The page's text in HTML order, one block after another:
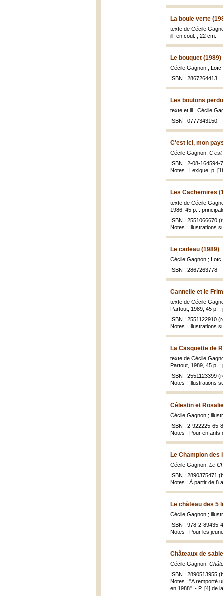
La boule verte
texte de Cécile
ill. en coul. ; 22 cm..
Le bouquet (1989)
Cécile Gagnon ; Loïc
ISBN : 2867264413
Les boutons
texte et ill., Cécile
ISBN : 0777343150
C'est ici, mon
Cécile Gagnon, C'est
ISBN : 2-08-164594-
Notes : Lexique: p.
Les Cachemires
texte de Cécile
1986, 45 p. :
ISBN : 2551066670
Notes : Illustrations
Le cadeau (1989)
Cécile Gagnon ; Loïc
ISBN : 2867263778
Cannelle et le
texte de Cécile
Partout, 1989, 45 p. :
ISBN : 2551122910
Notes : Illustrations
La Casquette de
texte de Cécile
Partout, 1989, 45 p. :
ISBN : 2551123399
Notes : Illustrations
Célestin et
Cécile Gagnon ;
ISBN : 2-922225-65-8
Notes : Pour enfants
Le Champion
Cécile Gagnon, Le
ISBN : 2890375471
Notes : À partir de 8
Le château des 5
Cécile Gagnon ;
ISBN : 978-2-89435-
Notes : Pour les
Châteaux de
Cécile Gagnon,
ISBN : 2890513955
Notes : "A remporté
en 1988". - P. [4] de